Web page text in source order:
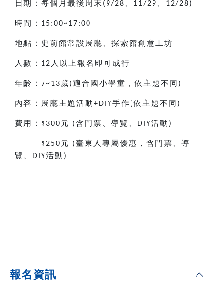
日期：每個月最後周末 (9/28 11/29 12/28)
時間： 15:00~17:00
地點：史前館常設展廳、探索館創意工坊
人數： 12 人以上報名即可成行
年齡： 7~13歲(適合國小學童，依主題不同 )
內容：展廳主題活動+DIY手作(依主題不同 )
費用： $300元 (含門票、導覽、 DIY活動 )
$250元 (臺東人專屬優惠，含門票、導
覽、 DIY活動 )
報名資訊